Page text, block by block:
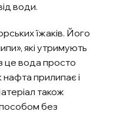
води.
їжаків. Його
які утримують
це вода просто
нафта прилипає і
також
без